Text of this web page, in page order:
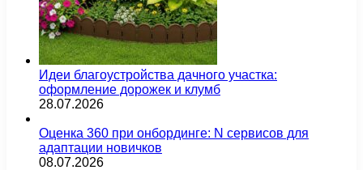
Идеи благоустройства дачного участка:
оформление дорожек и клумб
28.07.2026
Оценка 360 при онбординге: N сервисов для
адаптации новичков
08.07.2026